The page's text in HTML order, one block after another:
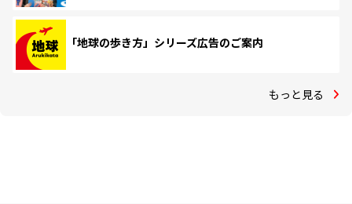
「地球の歩き方」シリーズ広告のご案内
もっと見る